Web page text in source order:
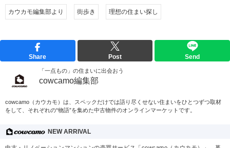
カウカモ編集部より 街歩き 理想の住まい探し
Share Post Send
「一点もの」の住まいに出会おう
cowcamo編集部
cowcamo（カウカモ）は、スペックだけでは語り尽くせない住まいをひとつずつ取材
をして、それぞれの“物語”を集めた中古物件のオンラインマーケットです。
NEW ARRIVAL